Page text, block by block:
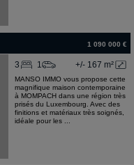
1 090 000 €
+/- 167 m²
3 1
MANSO IMMO vous propose cette
magnifique maison contemporaine
à MOMPACH dans une région très
prisés du Luxembourg. Avec des
finitions et matériaux très soignés,
idéale pour les ...